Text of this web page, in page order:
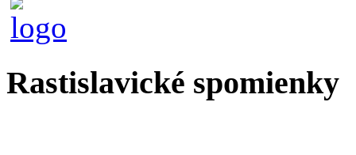
Rastislavické spomienky